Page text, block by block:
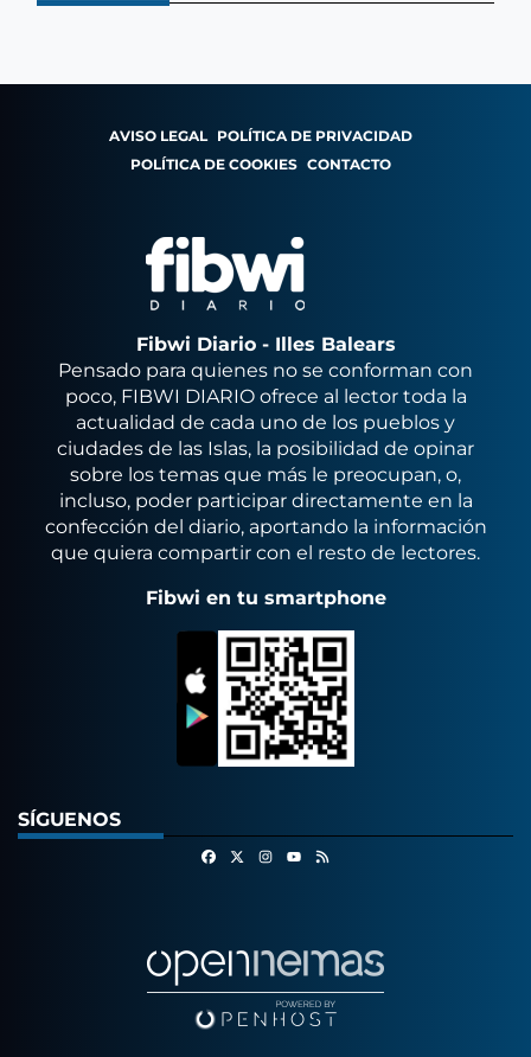
AVISO LEGAL POLÍTICA DE PRIVACIDAD
POLÍTICA DE COOKIES CONTACTO
Fibwi Diario - Illes Balears
Pensado para quienes no se conforman con
poco, FIBWI DIARIO ofrece al lector toda la
actualidad de cada uno de los pueblos y
ciudades de las Islas, la posibilidad de opinar
sobre los temas que más le preocupan, o,
incluso, poder participar directamente en la
confección del diario, aportando la información
que quiera compartir con el resto de lectores.
Fibwi en tu smartphone
SÍGUENOS
FacebookInstagram